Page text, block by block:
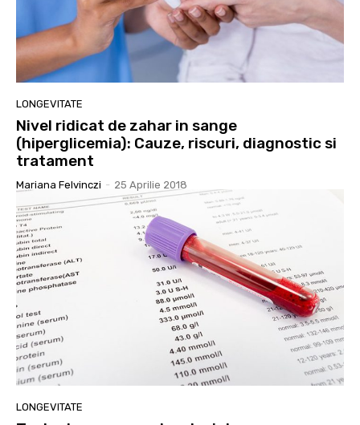
LONGEVITATE
Nivel ridicat de zahar in sange
(hiperglicemia): Cauze, riscuri, diagnostic si
tratament
Mariana Felvinczi - 25 Aprilie 2018
LONGEVITATE